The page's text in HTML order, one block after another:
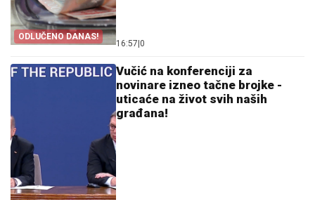
ODLUČENO DANAS!
16:57 0
Vučić na konferenciji za
novinare izneo tačne brojke -
uticaće na život svih naših
građana!